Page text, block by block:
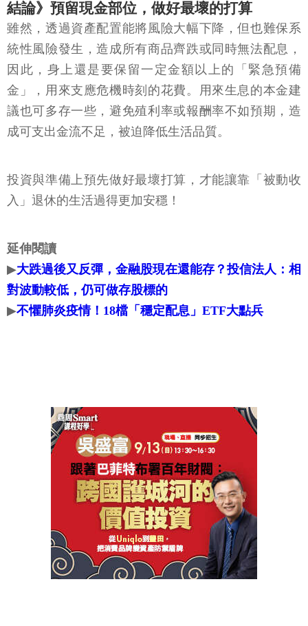
結論》預留現金部位，做好最壞的打算
雖然，透過資產配置能將風險大幅下降，但也難保系
統性風險發生，造成所有商品齊跌或同時無法配息，
因此，身上還是要保留一定金額以上的「緊急預備
金」，用來支應危機時刻的花費。用來生息的本金建
議也可多存一些，避免殖利率或報酬率不如預期，造
成可支出金流不足，被迫降低生活品質。
投資與準備上預先做好最壞打算，才能讓靠「被動收
入」退休的生活過得更加安穩！
延伸閱讀
▶大跌過後又反彈，金融股現在還能存？投信法人：相
對波動較低，仍可做存股標的
▶不懼肺炎疫情！18檔「穩定配息」ETF大點兵